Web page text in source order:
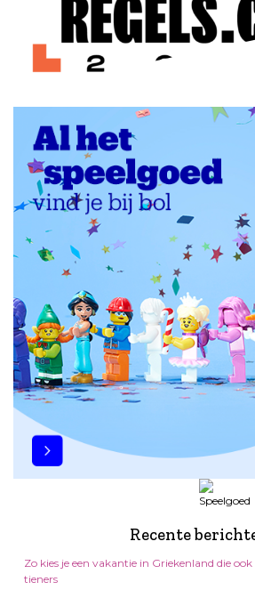
Recente
Zo kies je een vakantie in Griekenland die
tieners